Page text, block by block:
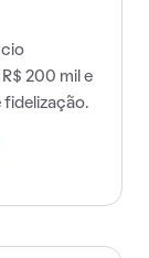
200 mil e
fidelização.